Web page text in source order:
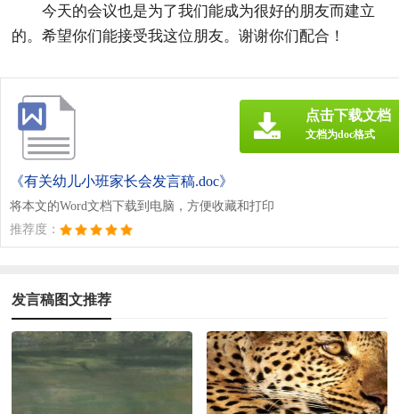
今天的会议也是为了我们能成为很好的朋友而建立
的。希望你们能接受我这位朋友。谢谢你们配合！
《有关幼儿小班家长会发言稿.doc》
将本文的Word文档下载到电脑，方便收藏和打印
推荐度：
点击下载文档
文档为doc格式
发言稿图文推荐